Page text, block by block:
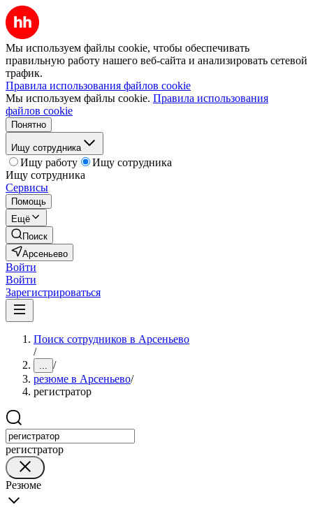
Мы используем файлы cookie, чтобы обеспечивать
правильную работу нашего веб-сайта и анализировать сетевой
трафик.
Правила использования файлов cookie
Мы используем файлы cookie. Правила использования
файлов cookie
Понятно
Ищу сотрудника
Ищу работу
Ищу сотрудника
Ищу сотрудника
Сервисы
Помощь
Ещё
Поиск
Арсеньево
Войти
Войти
Зарегистрироваться
Поиск сотрудников в Арсеньево
/
... /
резюме в Арсеньево/
регистратор
регистратор
Резюме